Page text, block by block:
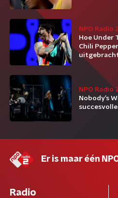
NPO Radio
Hoe Under
Chili
NPO Radio
Nobody’s
Er is maar één
Radio